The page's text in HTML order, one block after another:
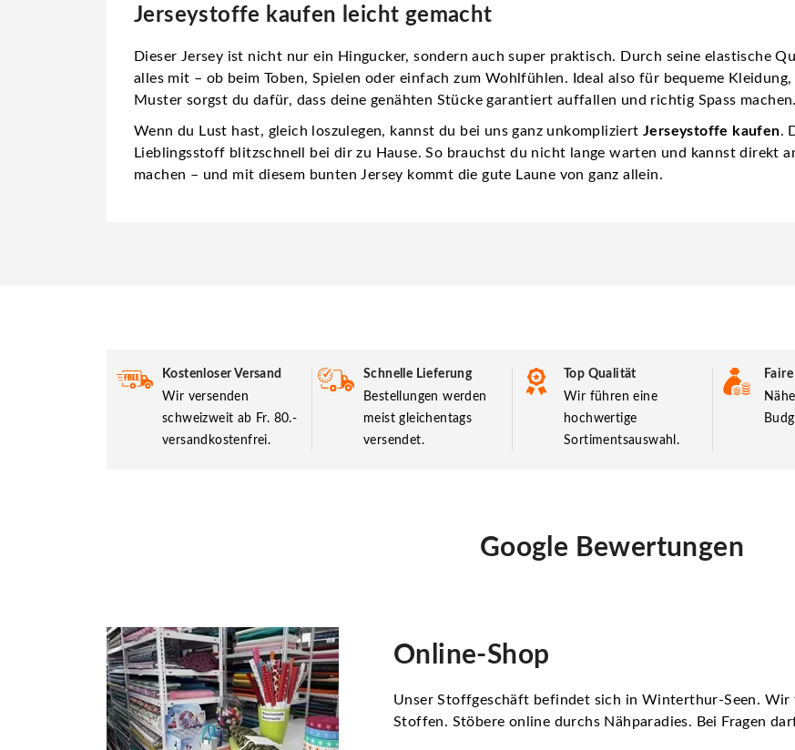
Jerseystoffe kaufen leicht gemacht
Dieser Jersey ist nicht nur ein Hingucker, sondern auch super praktisch. Durch seine elastische
alles mit – ob beim Toben, Spielen oder einfach zum Wohlfühlen. Ideal also für bequeme
Muster sorgst du dafür, dass deine genähten Stücke garantiert auffallen und richtig Spass machen.
Wenn du Lust hast, gleich loszulegen, kannst du bei uns ganz unkompliziert Jerseystoffe kaufen.
Lieblingsstoff blitzschnell bei dir zu Hause. So brauchst du nicht lange warten und kannst direkt
machen – und mit diesem bunten Jersey kommt die gute Laune von ganz allein.
Kostenloser Versand
Wir versenden
schweizweit ab Fr. 80.-
versandkostenfrei.
Schnelle Lieferung
Bestellungen werden
meist gleichentags
versendet.
Top Qualität
Wir führen eine
hochwertige
Sortimentsauswahl.
Google Bewertungen
Online-Shop
Unser Stoffgeschäft befindet sich in Winterthur-Seen. Wir
Stoffen. Stöbere online durchs Nähparadies. Bei Fragen